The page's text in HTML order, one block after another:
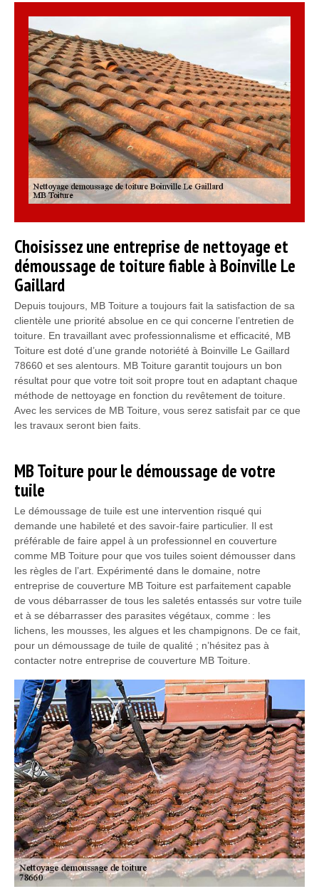
Choisissez une entreprise de nettoyage et
démoussage de toiture fiable à Boinville Le
Gaillard
Depuis toujours, MB Toiture a toujours fait la satisfaction de sa
clientèle une priorité absolue en ce qui concerne l’entretien de
toiture. En travaillant avec professionnalisme et efficacité, MB
Toiture est doté d’une grande notoriété à Boinville Le Gaillard
78660 et ses alentours. MB Toiture garantit toujours un bon
résultat pour que votre toit soit propre tout en adaptant chaque
méthode de nettoyage en fonction du revêtement de toiture.
Avec les services de MB Toiture, vous serez satisfait par ce que
les travaux seront bien faits.
MB Toiture pour le démoussage de votre
tuile
Le démoussage de tuile est une intervention risqué qui
demande une habileté et des savoir-faire particulier. Il est
préférable de faire appel à un professionnel en couverture
comme MB Toiture pour que vos tuiles soient démousser dans
les règles de l’art. Expérimenté dans le domaine, notre
entreprise de couverture MB Toiture est parfaitement capable
de vous débarrasser de tous les saletés entassés sur votre tuile
et à se débarrasser des parasites végétaux, comme : les
lichens, les mousses, les algues et les champignons. De ce fait,
pour un démoussage de tuile de qualité ; n’hésitez pas à
contacter notre entreprise de couverture MB Toiture.